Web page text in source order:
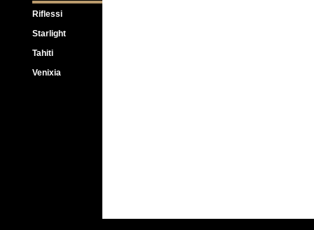
Riflessi
Starlight
Tahiti
Venixia